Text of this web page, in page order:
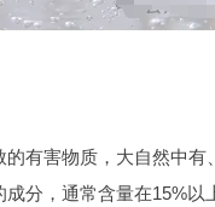
有害物质，大自然中
分，通常含量在15%